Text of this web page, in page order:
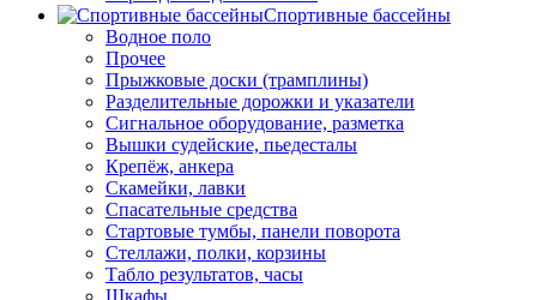
Спортивные бассейны
Водное поло
Прочее
Прыжковые доски (трамплины)
Разделительные дорожки и указатели
Cигнальное оборудование, разметка
Вышки судейские, пьедесталы
Крепёж, анкера
Скамейки, лавки
Спасательные средства
Стартовые тумбы, панели поворота
Стеллажи, полки, корзины
Табло результатов, часы
Шкафы